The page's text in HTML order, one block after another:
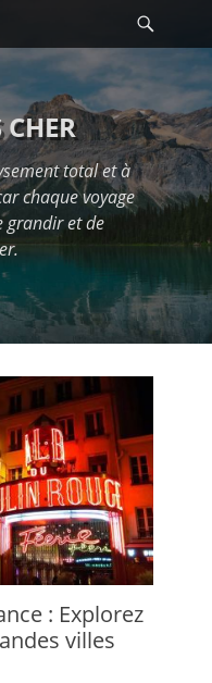
total et à
chaque voyage
grandir et de
: Explorez
villes